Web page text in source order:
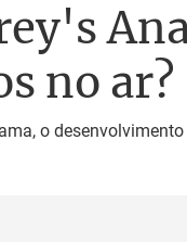
no ar?
o